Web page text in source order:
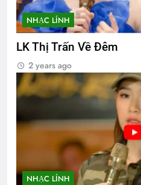
NHẠC LÍNH
LK Thị Trấn Về Đêm
2 years ago
NHẠC LÍNH